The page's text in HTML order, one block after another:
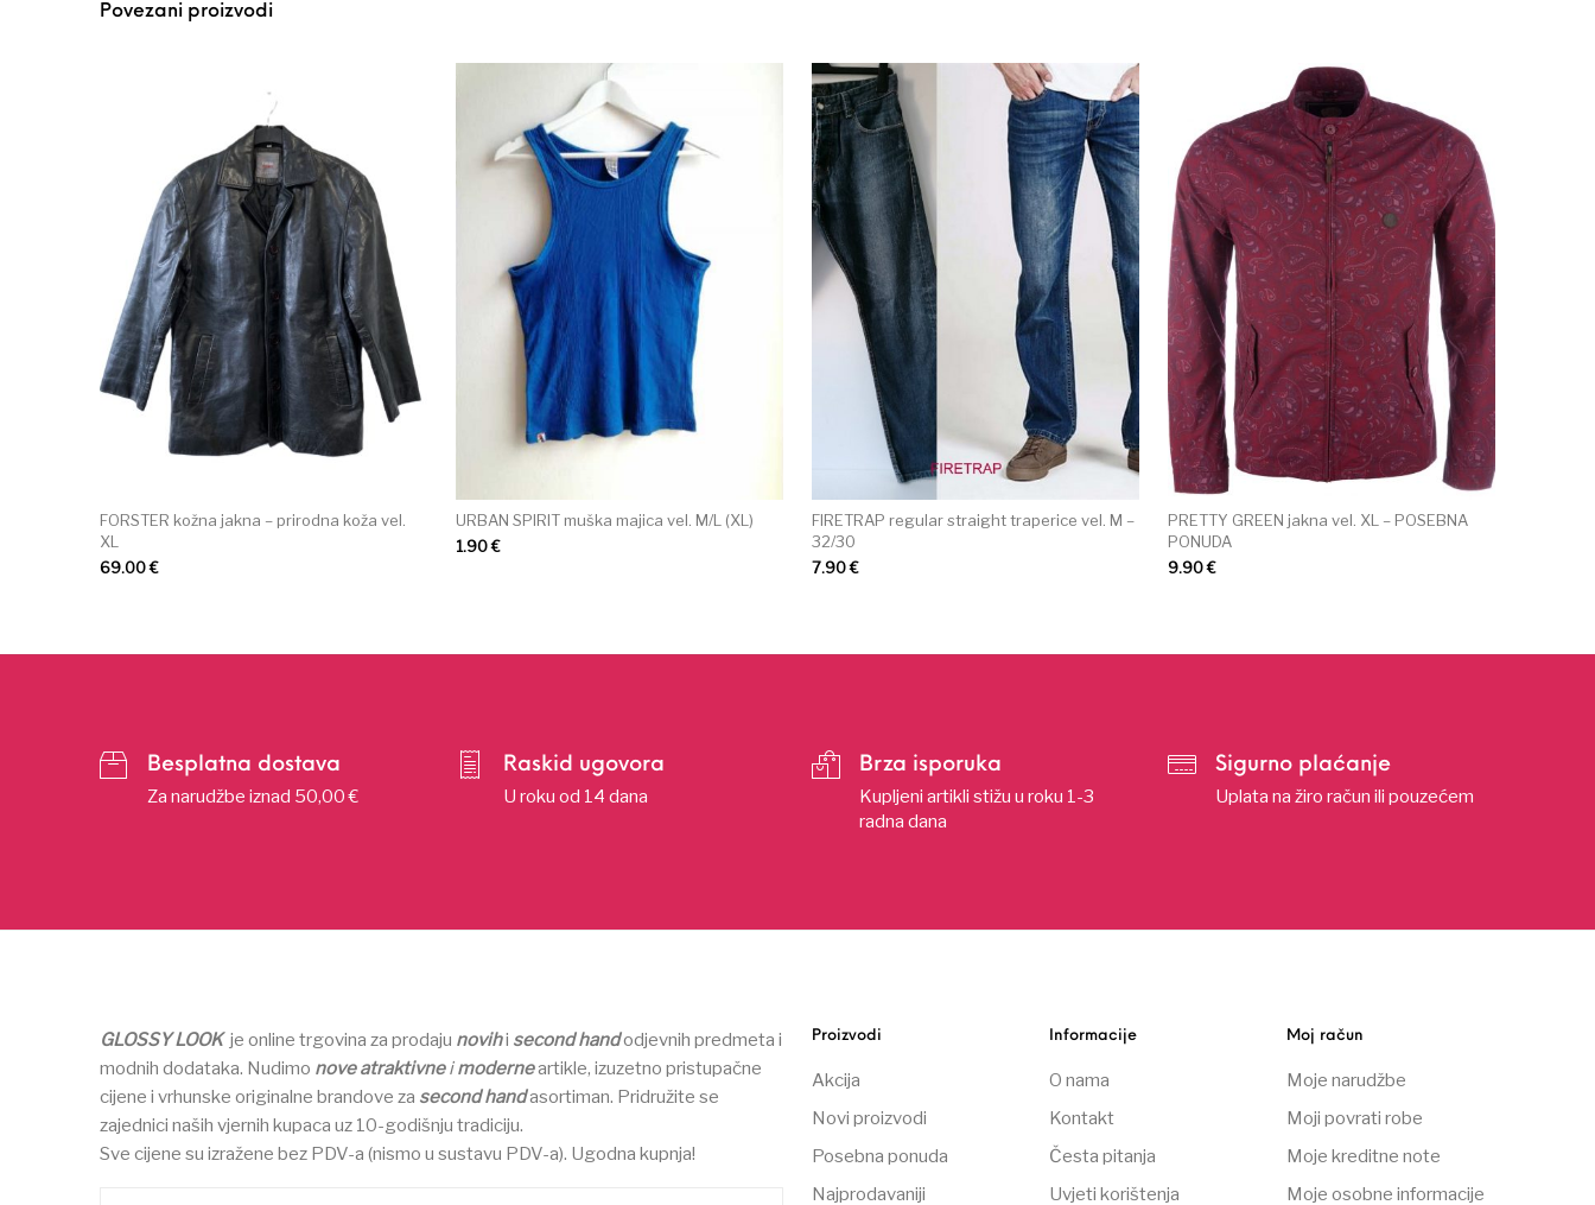
Povezani proizvodi
FORSTER kožna jakna – prirodna koža vel.
XL
69.00€
URBAN SPIRIT muška majica vel. M/L (XL)
1.90€
FIRETRAP regular straight traperice vel. M –
32/30
7.90€
PRETTY GREEN jakna vel. XL – POSEBNA
PONUDA
9.90€
Besplatna dostava
Za narudžbe iznad 50,00 €
Raskid ugovora
U roku od 14 dana
Brza isporuka
Kupljeni artikli stižu u roku 1-3
radna dana
Sigurno plaćanje
Uplata na žiro račun ili pouzećem
GLOSSY LOOK je online trgovina za prodaju novihi second handodjevnih predmeta i
modnih dodataka. Nudimo nove atraktivneimoderneartikle, izuzetno pristupačne
cijene i vrhunske originalne brandove za second handasortiman. Pridružite se
zajednici naših vjernih kupaca uz 10-godišnju tradiciju.
Sve cijene su izražene bez PDV-a (nismo u sustavu PDV-a). Ugodna kupnja!
Proizvodi
Akcija
Novi proizvodi
Posebna ponuda
Najprodavaniji
Informacije
O nama
Kontakt
Česta pitanja
Uvjeti korištenja
Moj račun
Moje narudžbe
Moji povrati robe
Moje kreditne note
Moje osobne informacije